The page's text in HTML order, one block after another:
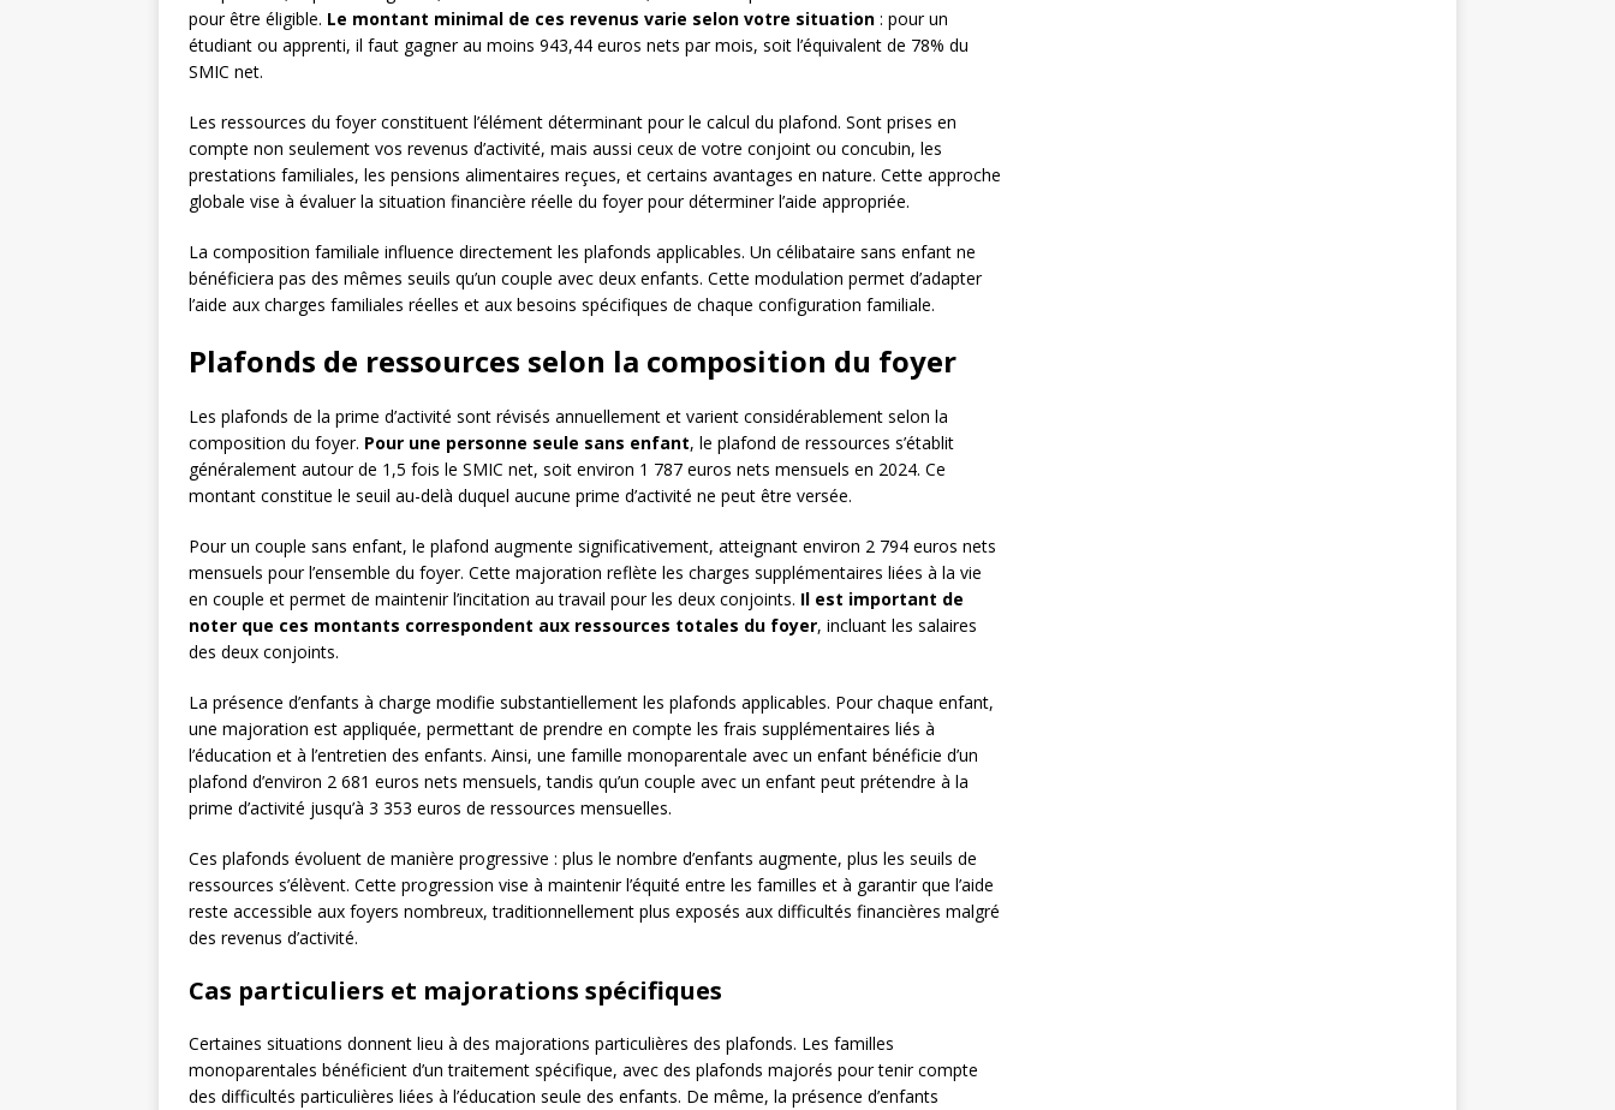
pour être éligible. Le montant minimal de ces revenus varie selon votre situation : pour un
étudiant ou apprenti, il faut gagner au moins 943,44 euros nets par mois, soit l’équivalent de 78% du
SMIC net.
Les ressources du foyer constituent l’élément déterminant pour le calcul du plafond. Sont prises en
compte non seulement vos revenus d’activité, mais aussi ceux de votre conjoint ou concubin, les
prestations familiales, les pensions alimentaires reçues, et certains avantages en nature. Cette approche
globale vise à évaluer la situation financière réelle du foyer pour déterminer l’aide appropriée.
La composition familiale influence directement les plafonds applicables. Un célibataire sans enfant ne
bénéficiera pas des mêmes seuils qu’un couple avec deux enfants. Cette modulation permet d’adapter
l’aide aux charges familiales réelles et aux besoins spécifiques de chaque configuration familiale.
Plafonds de ressources selon la composition du foyer
Les plafonds de la prime d’activité sont révisés annuellement et varient considérablement selon la
composition du foyer. Pour une personne seule sans enfant, le plafond de ressources s’établit
généralement autour de 1,5 fois le SMIC net, soit environ 1 787 euros nets mensuels en 2024. Ce
montant constitue le seuil au-delà duquel aucune prime d’activité ne peut être versée.
Pour un couple sans enfant, le plafond augmente significativement, atteignant environ 2 794 euros nets
mensuels pour l’ensemble du foyer. Cette majoration reflète les charges supplémentaires liées à la vie
en couple et permet de maintenir l’incitation au travail pour les deux conjoints. Il est important de
noter que ces montants correspondent aux ressources totales du foyer, incluant les salaires
des deux conjoints.
La présence d’enfants à charge modifie substantiellement les plafonds applicables. Pour chaque enfant,
une majoration est appliquée, permettant de prendre en compte les frais supplémentaires liés à
l’éducation et à l’entretien des enfants. Ainsi, une famille monoparentale avec un enfant bénéficie d’un
plafond d’environ 2 681 euros nets mensuels, tandis qu’un couple avec un enfant peut prétendre à la
prime d’activité jusqu’à 3 353 euros de ressources mensuelles.
Ces plafonds évoluent de manière progressive : plus le nombre d’enfants augmente, plus les seuils de
ressources s’élèvent. Cette progression vise à maintenir l’équité entre les familles et à garantir que l’aide
reste accessible aux foyers nombreux, traditionnellement plus exposés aux difficultés financières malgré
des revenus d’activité.
Cas particuliers et majorations spécifiques
Certaines situations donnent lieu à des majorations particulières des plafonds. Les familles
monoparentales bénéficient d’un traitement spécifique, avec des plafonds majorés pour tenir compte
des difficultés particulières liées à l’éducation seule des enfants. De même, la présence d’enfants